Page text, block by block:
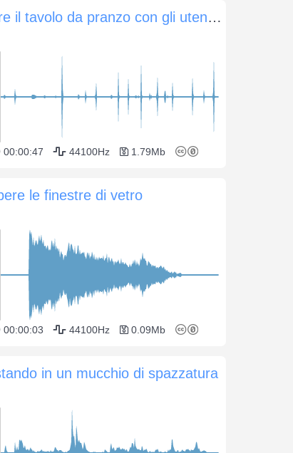
Colpire il tavolo da pranzo con gli utensili
00:00:47 44100Hz 1.79Mb
le finestre di vetro
00:00:03 44100Hz 0.09Mb
in un mucchio di spazzatura